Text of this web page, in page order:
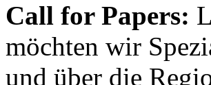
Call for Papers:
möchten wir
und über die